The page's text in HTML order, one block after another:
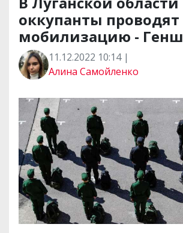
оккупанты проводят
мобилизацию -
11.12.2022 10:14 |
Алина Самойленко